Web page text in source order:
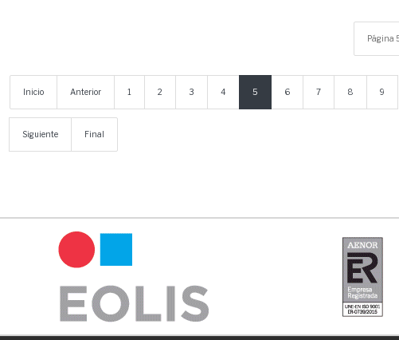
Página
Inicio Anterior 1 2 3 4 5 6 7 8 9
Siguiente Final